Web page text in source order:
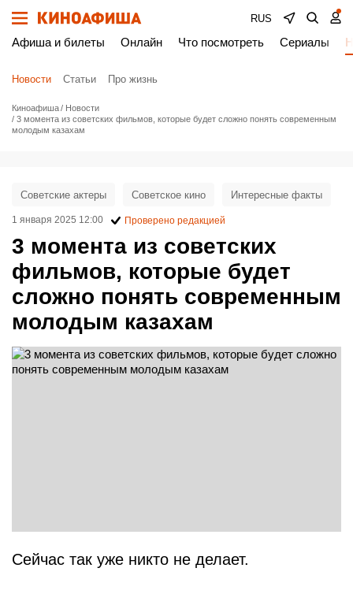
RUS
Афиша и билеты Онлайн Что посмотреть Сериалы
Новости Статьи Про жизнь
Киноафиша
Новости
3 момента из советских фильмов, которые будет сложно понять современным
молодым казахам
3 момента из советских
фильмов, которые будет
сложно понять современным
молодым казахам
Советские актеры Советское кино Интересные факты
1 января 2025 12:00 Проверено редакцией
Сейчас так уже никто не делает.